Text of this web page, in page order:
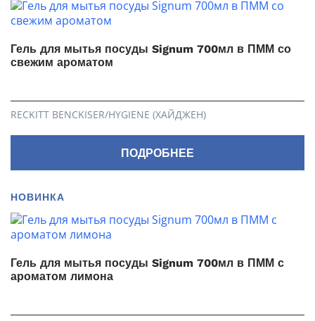
Гель для мытья посуды Signum 700мл в ПММ со
свежим ароматом
RECKITT BENCKISER/HYGIENE (ХАЙДЖЕН)
ПОДРОБНЕЕ
НОВИНКА
Гель для мытья посуды Signum 700мл в ПММ с
ароматом лимона